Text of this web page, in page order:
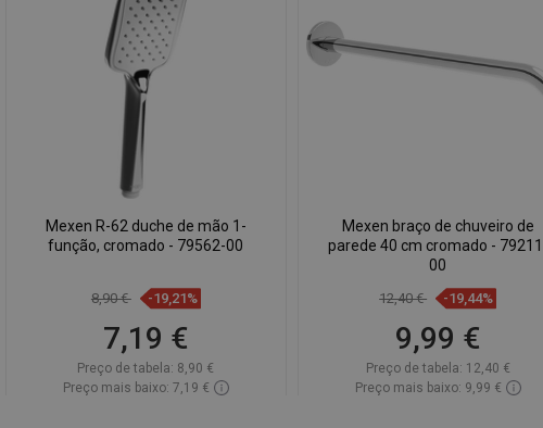
Mexen R-62 duche de mão 1-
função, cromado - 79562-00
8,90 € -19,21%
7,19 €
Preço de tabela: 8,90 €
Preço mais baixo: 7,19 €
Mexen braço de chuveiro de
parede 40 cm cromado -
00
12,40 € -19,44%
9,99 €
Preço de tabela: 12,40 €
Preço mais baixo: 9,99 €